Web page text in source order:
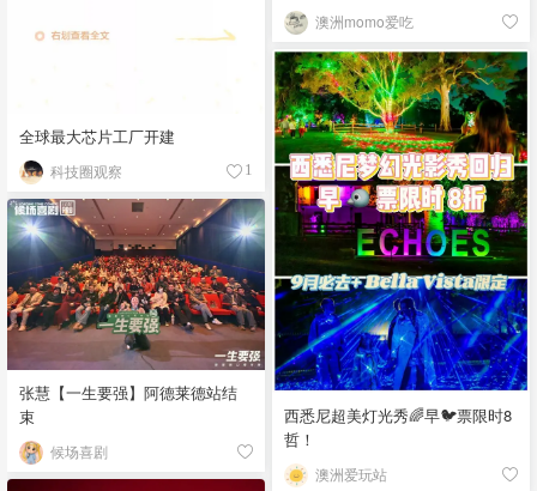
澳洲momo爱吃
全球最大芯片工厂开建
科技圈观察 1
西悉尼超美灯光秀🌈早🐦票限时8
哲！
澳洲爱玩站
张慧【一生要强】阿德莱德站结
束
候场喜剧